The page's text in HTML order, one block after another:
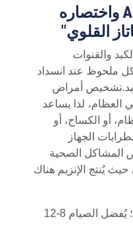
Alkaline Phosphatase واختصاره
والقنوات
ملحوظ عند انسداد
أمراض
العظام، لذا يساعد
أو الكساح، أو
الجهاز
المشاكل الصحية
حيث يُنتج الإنزيم هناك
عينة دم وريدية؛ يُفضل الصيام 8-12